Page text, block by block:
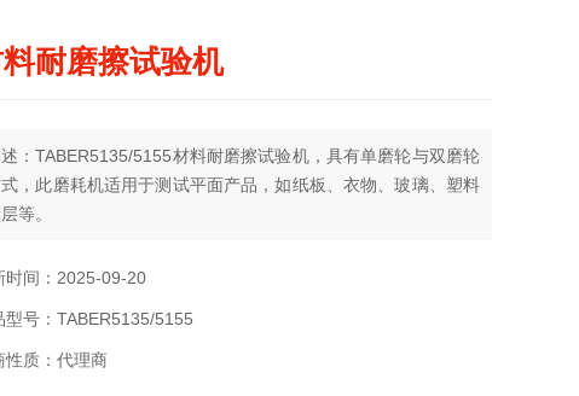
耐磨擦试验机
：TABER5135/5155材料耐磨擦试验机，具有单磨轮与双磨轮
，此磨耗机适用于测试平面产品，如纸板、衣物、玻璃、塑料
等。
时间：2025-09-20
型号：TABER5135/5155
性质：代理商